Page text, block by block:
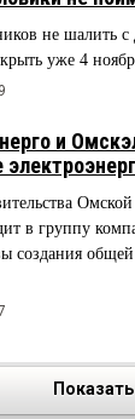
не шалить с
уже 4
и
в группу
создания